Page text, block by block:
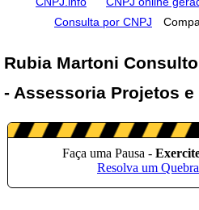
Consulta por CNPJ
Rubia Martoni
- Assessoria Projetos e